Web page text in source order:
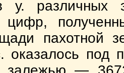
у. различных
цифр,
пахотной
оказалось